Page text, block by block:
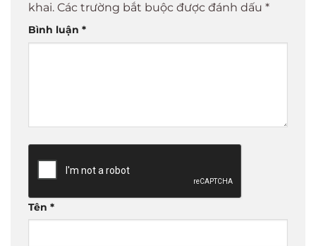
khai. Các trường bắt buộc được đánh dấu *
Bình luận *
Tên *